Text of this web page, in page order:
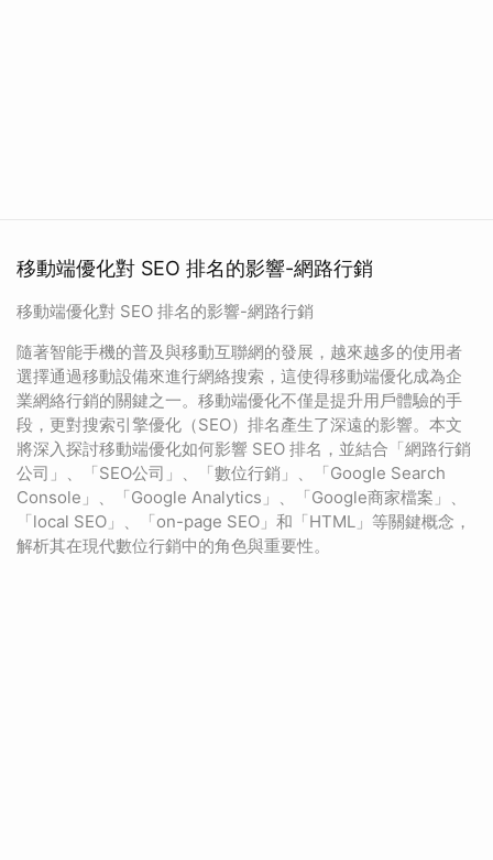
移動端優化對 SEO 排名的影響-網路行銷
移動端優化對 SEO 排名的影響-網路行銷
隨著智能手機的普及與移動互聯網的發展，越來越多的使用者
選擇通過移動設備來進行網絡搜索，這使得移動端優化成為企
業網絡行銷的關鍵之一。移動端優化不僅是提升用戶體驗的手
段，更對搜索引擎優化（SEO）排名產生了深遠的影響。本文
將深入探討移動端優化如何影響 SEO 排名，並結合「網路行銷
公司」、「SEO公司」、「數位行銷」、「Google Search
Console」、「Google Analytics」、「Google商家檔案」、
「local SEO」、「on-page SEO」和「HTML」等關鍵概念，
解析其在現代數位行銷中的角色與重要性。